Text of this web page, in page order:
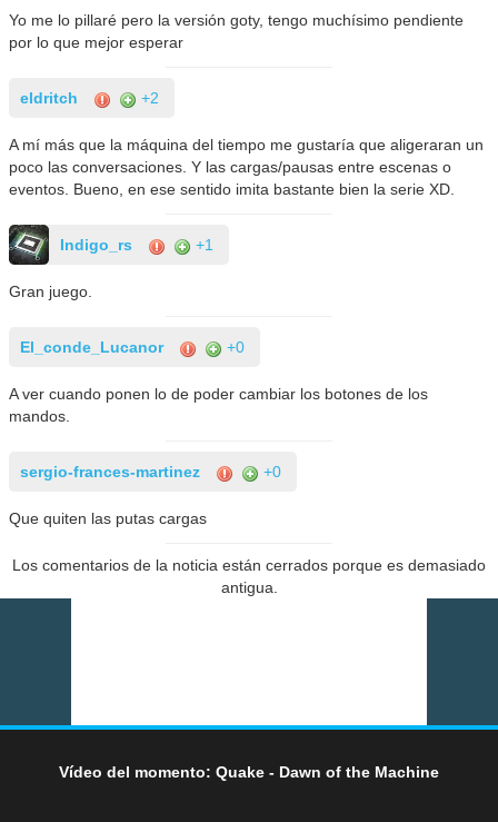
Yo me lo pillaré pero la versión goty, tengo muchísimo pendiente
por lo que mejor esperar
eldritch +2
A mí más que la máquina del tiempo me gustaría que aligeraran un
poco las conversaciones. Y las cargas/pausas entre escenas o
eventos. Bueno, en ese sentido imita bastante bien la serie XD.
Indigo_rs +1
Gran juego.
El_conde_Lucanor +0
A ver cuando ponen lo de poder cambiar los botones de los
mandos.
sergio-frances-martinez +0
Que quiten las putas cargas
Los comentarios de la noticia están cerrados porque es demasiado
antigua.
Vídeo del momento: Quake - Dawn of the Machine